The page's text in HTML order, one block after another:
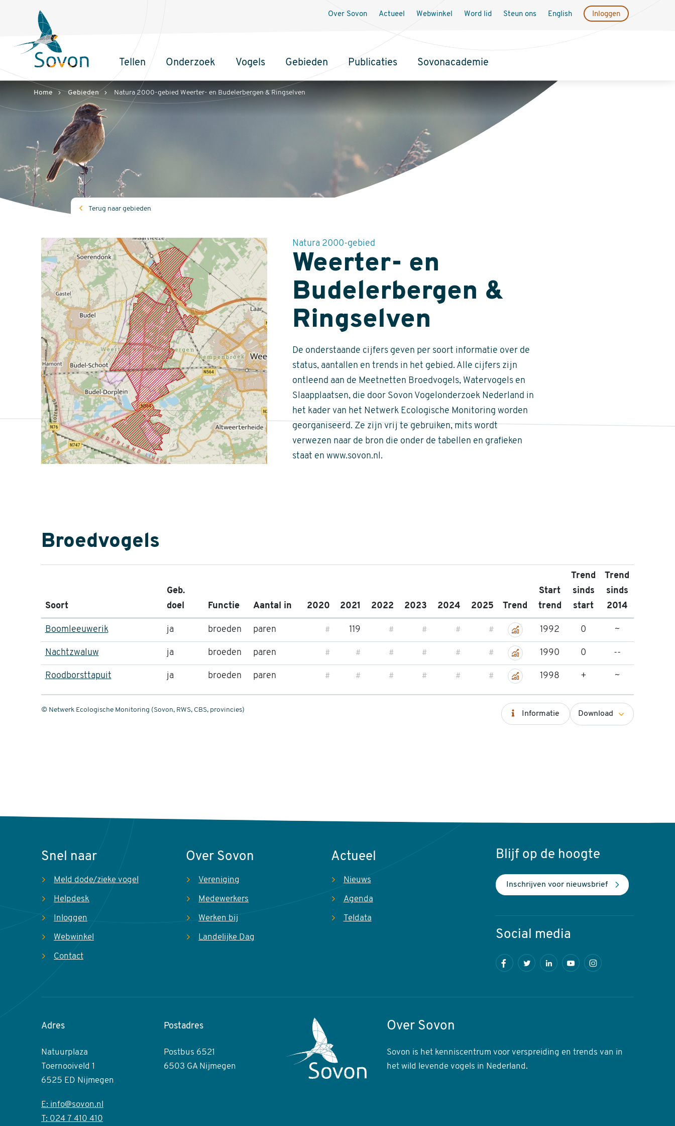
Hoofdnavigatie
Tellen Onderzoek Vogels Gebieden Publicaties Sovonacademie
Secundaire
Over Sovon Actueel Webwinkel Word lid Steun ons English Inloggen
Home Gebieden Natura 2000-gebied Weerter- en Budelerbergen & Ringselven
Terug naar gebieden
Natura 2000-gebied
Weerter- en
Budelerbergen &
Ringselven
De onderstaande cijfers geven per soort informatie over de
status, aantallen en trends in het gebied. Alle cijfers zijn
ontleend aan de Meetnetten Broedvogels, Watervogels en
Slaapplaatsen, die door Sovon Vogelonderzoek Nederland in
het kader van het Netwerk Ecologische Monitoring worden
georganiseerd. Ze zijn vrij te gebruiken, mits wordt
verwezen naar de bron die onder de tabellen en grafieken
staat en www.sovon.nl.
Broedvogels
Soort
Geb.
doel
Functie Aantal in 2020 2021 2022 2023 2024 2025 Trend
Start
trend
Trend
sinds
start
Trend
sinds
2014
Boomleeuwerik ja broeden paren # 119 # # # #
Bekijk
trend
Boomleeuwerik
1992 0 ~
Nachtzwaluw ja broeden paren # # # # # #
Bekijk
trend
Nachtzwaluw
1990 0 --
Roodborsttapuit ja broeden paren # # # # # #
Bekijk1998 + ~
Informatie Download
© Netwerk Ecologische Monitoring (Sovon, RWS, CBS, provincies)
Snel naar
Meld dode/zieke vogel
Helpdesk
Inloggen
Webwinkel
Contact
Over Sovon
Vereniging
Medewerkers
Werken bij
Landelijke Dag
Actueel
Nieuws
Agenda
Teldata
Blijf op de hoogte
Inschrijven voor nieuwsbrief
Social media
Adres
Natuurplaza
Toernooiveld 1
6525 ED Nijmegen
E: info@sovon.nl
T: 024 7 410 410
Postadres
Postbus 6521
6503 GA Nijmegen
Over Sovon
Sovon is het kenniscentrum voor verspreiding en trends van in
het wild levende vogels in Nederland.